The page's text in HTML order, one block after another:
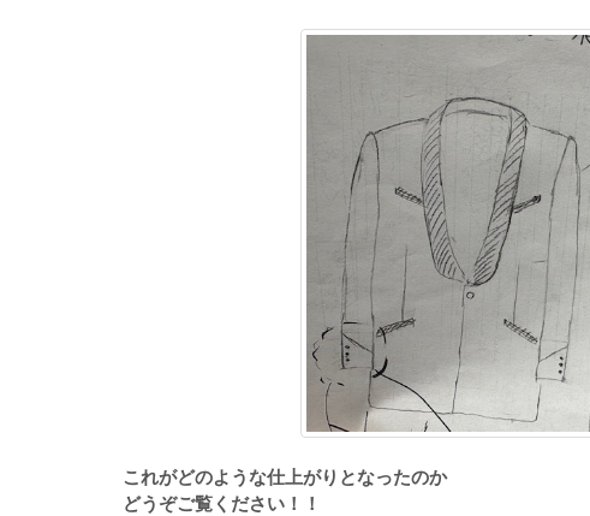
これがどのような仕上がりとなったのか
どうぞご覧ください！！